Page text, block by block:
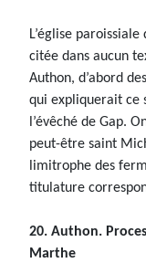
L’église
citée dans aucun
Authon, d’abord
qui expliquerait ce
l’évêché de Gap.
peut-être saint
limitrophe des
titulature
20. Authon.
Marthe